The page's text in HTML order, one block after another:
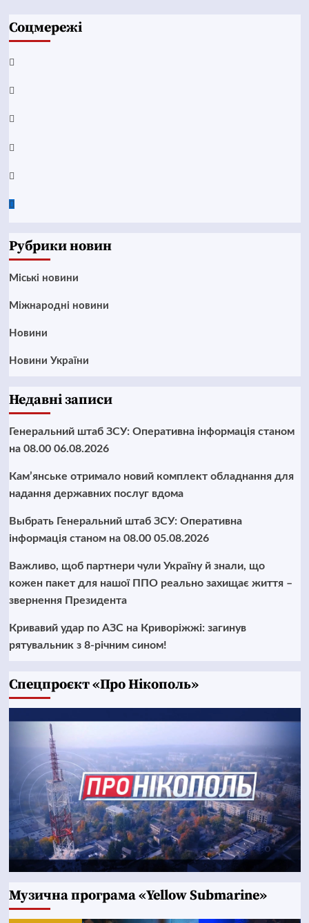
Соцмережі
Facebook
YouTube
Telegram
Instagram
Twitter
Google
Рубрики новин
Mіські новини
Міжнародні новини
Новини
Новини України
Недавні записи
Генеральний штаб ЗСУ: Оперативна інформація станом
на 08.00 06.08.2026
Кам’янське отримало новий комплект обладнання для
надання державних послуг вдома
Выбрать Генеральний штаб ЗСУ: Оперативна
інформація станом на 08.00 05.08.2026
Важливо, щоб партнери чули Україну й знали, що
кожен пакет для нашої ППО реально захищає життя –
звернення Президента
Кривавий удар по АЗС на Криворіжжі: загинув
рятувальник з 8-річним сином!
Cпецпроєкт «Про Нікополь»
Музична програма «Yellow Submarine»